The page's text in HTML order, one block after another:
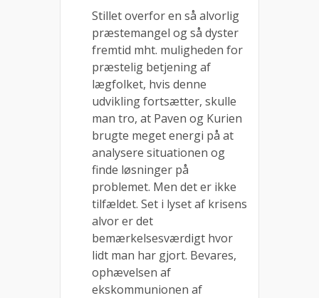
Stillet overfor en så alvorlig
præstemangel og så dyster
fremtid mht. muligheden for
præstelig betjening af
lægfolket, hvis denne
udvikling fortsætter, skulle
man tro, at Paven og Kurien
brugte meget energi på at
analysere situationen og
finde løsninger på
problemet. Men det er ikke
tilfældet. Set i lyset af krisens
alvor er det
bemærkelsesværdigt hvor
lidt man har gjort. Bevares,
ophævelsen af
ekskommunionen af